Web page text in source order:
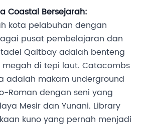
Coastal Bersejarah:
kota pelabuhan dengan
pusat pembelajaran dan
Qaitbay adalah benteng
di tepi laut. Catacombs
adalah makam underground
Roman dengan seni yang
Mesir dan Yunani. Library
kuno yang pernah menjadi